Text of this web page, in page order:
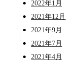
2022年1月
2021年12月
2021年9月
2021年7月
2021年4月